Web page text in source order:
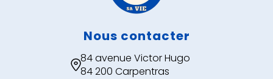
Nous contacter
84 avenue Victor Hugo
84 200 Carpentras